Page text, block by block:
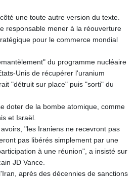
une toute autre version du texte.
responsable mener à la réouverture
pour le commerce mondial
du programme nucléaire
Unis de récupérer l'uranium
"détruit sur place" puis "sorti" du
doter de la bombe atomique, comme
et Israël.
"les Iraniens ne recevront pas
pas libérés simplement par une
à une réunion", a insisté sur
JD Vance.
après des décennies de sanctions